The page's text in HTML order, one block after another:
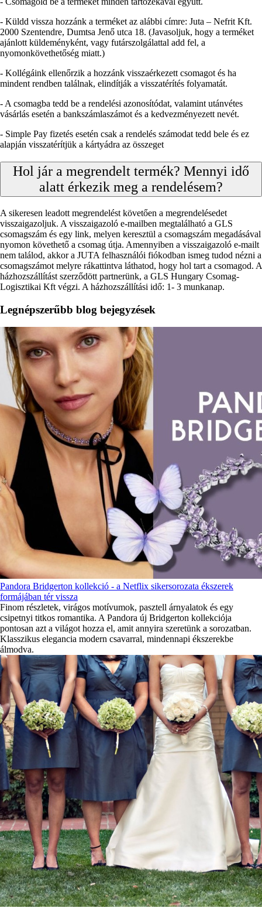
- Küldd vissza hozzánk a terméket az alábbi címre: Juta – Nefrit Kft.
2000 Szentendre, Dumtsa Jenő utca 18. (Javasoljuk, hogy a terméket
ajánlott küldeményként, vagy futárszolgálattal add fel, a
nyomonkövethetőség miatt.)
- Kollégáink ellenőrzik a hozzánk visszaérkezett csomagot és ha
mindent rendben találnak, elindítják a visszatérítés folyamatát.
- A csomagba tedd be a rendelési azonosítódat, valamint utánvétes
vásárlás esetén a bankszámlaszámot és a kedvezményezett nevét.
- Simple Pay fizetés esetén csak a rendelés számodat tedd bele és ez
alapján visszatérítjük a kártyádra az összeget
Hol jár a megrendelt termék? Mennyi idő
alatt érkezik meg a rendelésem?
A sikeresen leadott megrendelést követően a megrendelésedet
visszaigazoljuk. A visszaigazoló e-mailben megtalálható a GLS
csomagszám és egy link, melyen keresztül a csomagszám megadásával
nyomon követhető a csomag útja. Amennyiben a visszaigazoló e-mailt
nem találod, akkor a JUTA felhasználói fiókodban ismeg tudod nézni a
csomagszámot melyre rákattintva láthatod, hogy hol tart a csomagod. A
házhozszállítást szerződött partnerünk, a GLS Hungary Csomag-
Logisztikai Kft végzi. A házhozszállítási idő: 1- 3 munkanap.
Legnépszerűbb blog bejegyzések
Pandora Bridgerton kollekció - a Netflix sikersorozata ékszerek
formájában tér vissza
Finom részletek, virágos motívumok, pasztell árnyalatok és egy
csipetnyi titkos romantika. A Pandora új Bridgerton kollekciója
pontosan azt a világot hozza el, amit annyira szeretünk a sorozatban.
Klasszikus elegancia modern csavarral, mindennapi ékszerekbe
álmodva.